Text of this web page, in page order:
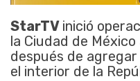
StarTV inició
la Ciudad de
después de
el interior de la